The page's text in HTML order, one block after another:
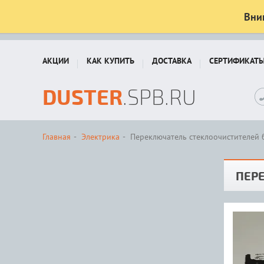
АКЦИИ КАК КУПИТЬ ДОСТАВКА
DUSTER.SPB.RU
Главная Электрика Переключатель